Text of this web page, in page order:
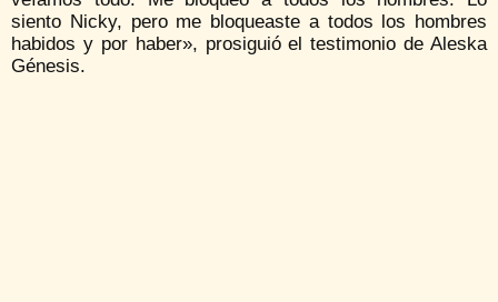
siento Nicky, pero me bloqueaste a todos los hombres
habidos y por haber», prosiguió el testimonio de Aleska
Génesis.